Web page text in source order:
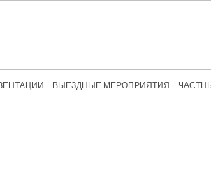
ВЫЕЗДНЫЕ МЕРОПРИЯТИЯ